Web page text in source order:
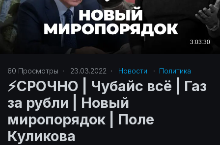
60 Просмотры · 23.03.2022 · Новости · Политика‎
⚡️СРОЧНО | Чубайс всё | Газ
за рубли | Новый
миропорядок | Поле
Куликова